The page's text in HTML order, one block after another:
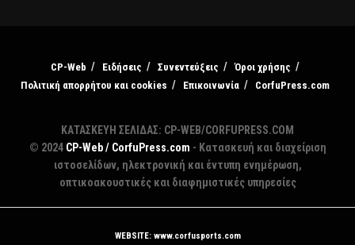
CP-Web Ειδήσεις Συνεντεύξεις
Όροι χρήσης
Πολιτική απορρήτου και cookies
Επικοινωνία CorfuPress.com
ΚΑΤΑΣΚΕΥΗ ΣΕΛΙΔΑΣ: CP-WEB/CORFUPRESS.COM
© 2024 CP-Web / CorfuPress.com - Κατασκευή και διαχείριση
ιστοσελίδων, ηλεκτρονική και έντυπη ενημέρωση,
οπτικοακουστικές και διαφημιστικές υπηρεσίες
WEBSITE: www.corfusports.com